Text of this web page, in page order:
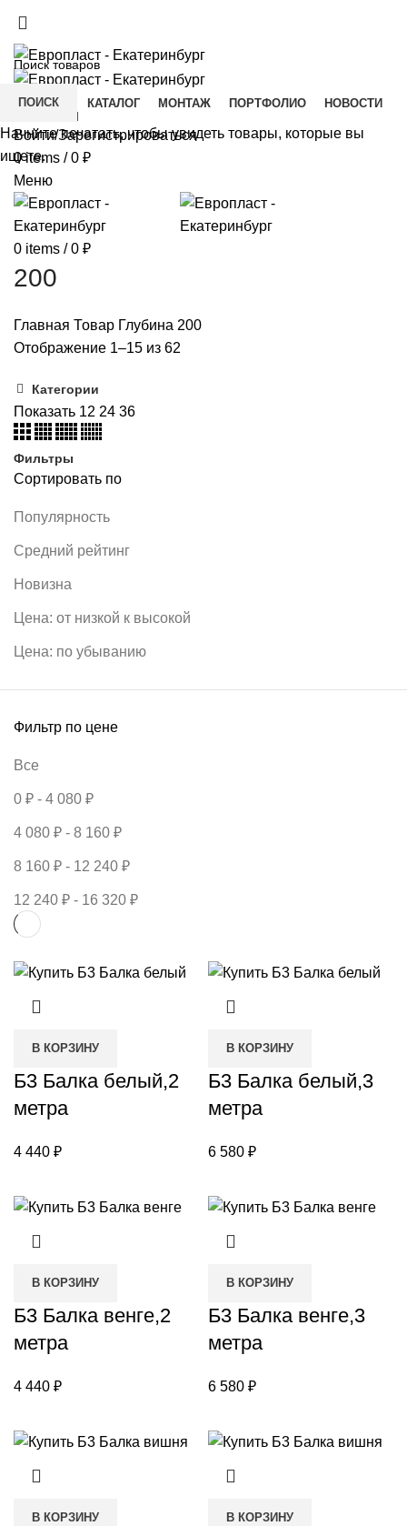
ГЛАВНАЯ КАТАЛОГ МОНТАЖ ПОРТФОЛИО
НОВОСТИ
КОНТАКТЫ
Войти/Зарегистрироваться
0items / 0 ₽
Меню
0 items / 0 ₽
200
Главная Товар Глубина 200
Отображение 1–15 из 62
Категории
Показать 12 24 36
Фильтры
Сортировать по
Популярность
Средний рейтинг
Новизна
Цена: от низкой к высокой
Цена: по убыванию
Фильтр по цене
Все
0 ₽ - 4 080 ₽
4 080 ₽ - 8 160 ₽
8 160 ₽ - 12 240 ₽
12 240 ₽ - 16 320 ₽
В КОРЗИНУ
Б3 Балка белый,2
метра
4 440 ₽
В КОРЗИНУ
Б3 Балка белый,3
метра
6 580 ₽
В КОРЗИНУ
Б3 Балка венге,2
метра
4 440 ₽
В КОРЗИНУ
Б3 Балка венге,3
метра
6 580 ₽
В КОРЗИНУ В КОРЗИНУ
ПОИСК
Начните печатать, чтобы увидеть товары, которые вы
ищете.